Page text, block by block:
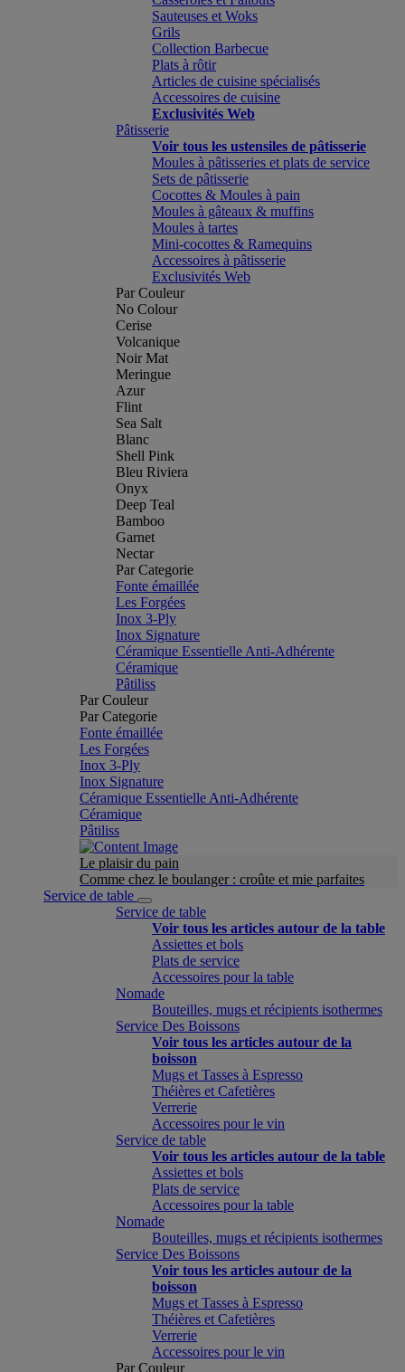
Sauteuses et Woks
Grils
Collection Barbecue
Plats à rôtir
Articles de cuisine spécialisés
Accessoires de cuisine
Exclusivités Web
Pâtisserie
Voir tous les ustensiles de pâtisserie
Moules à pâtisseries et plats de service
Sets de pâtisserie
Cocottes & Moules à pain
Moules à gâteaux & muffins
Moules à tartes
Mini-cocottes & Ramequins
Accessoires à pâtisserie
Exclusivités Web
Par Couleur
No Colour
Cerise
Volcanique
Noir Mat
Meringue
Azur
Flint
Sea Salt
Blanc
Shell Pink
Bleu Riviera
Onyx
Deep Teal
Bamboo
Garnet
Nectar
Par Categorie
Fonte émaillée
Les Forgées
Inox 3-Ply
Inox Signature
Céramique Essentielle Anti-Adhérente
Céramique
Pâtiliss
Par Couleur
Par Categorie
Fonte émaillée
Les Forgées
Inox 3-Ply
Inox Signature
Céramique Essentielle Anti-Adhérente
Céramique
Pâtiliss
Le plaisir du pain
Comme chez le boulanger : croûte et mie parfaites
Service de table
Service de table
Voir tous les articles autour de la table
Assiettes et bols
Plats de service
Accessoires pour la table
Nomade
Bouteilles, mugs et récipients isothermes
Service Des Boissons
Voir tous les articles autour de la
boisson
Mugs et Tasses à Espresso
Théières et Cafetières
Verrerie
Accessoires pour le vin
Service de table
Voir tous les articles autour de la table
Assiettes et bols
Plats de service
Accessoires pour la table
Nomade
Bouteilles, mugs et récipients isothermes
Service Des Boissons
Voir tous les articles autour de la
boisson
Mugs et Tasses à Espresso
Théières et Cafetières
Verrerie
Accessoires pour le vin
Par Couleur